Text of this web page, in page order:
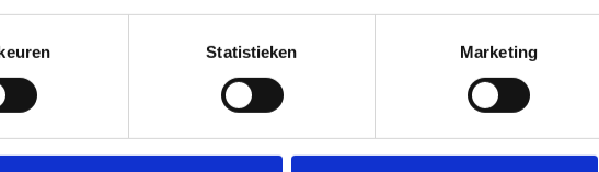
Statistieken Marketing
hoogteverschil
uitdaging
waar je